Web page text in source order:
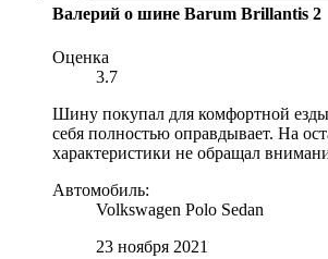
Валерий о шине Barum Brillantis 2
Оценка
3.7
Шину покупал для комфортной
себя полностью оправдывает. На
характеристики не обращал
Автомобиль:
Volkswagen Polo Sedan
23 ноября 2021